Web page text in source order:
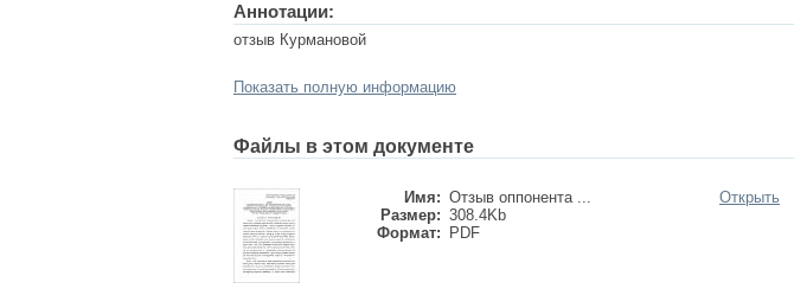
Аннотации:
отзыв Курмановой
Показать полную информацию
Файлы в этом документе
Имя: Отзыв оппонента ...
Размер: 308.4Kb
Формат:
PDF
Открыть